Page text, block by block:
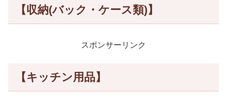
【収納(バック・ケース類)】
スポンサーリンク
【キッチン用品】